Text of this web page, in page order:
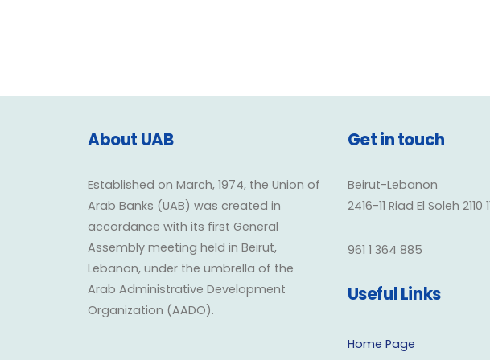
About UAB
Established on March, 1974, the Union of
Arab Banks (UAB) was created in
accordance with its first General
Assembly meeting held in Beirut,
Lebanon, under the umbrella of the
Arab Administrative Development
Organization (AADO).
Get in touch
Beirut-Lebanon
2416-11 Riad El Soleh 2110
961 1 364 885
Useful Links
Home Page